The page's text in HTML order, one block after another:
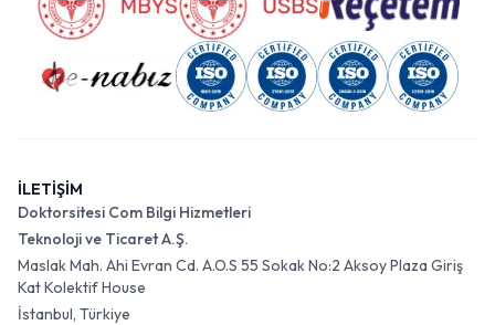
İLETİŞİM
Doktorsitesi Com Bilgi Hizmetleri
Teknoloji ve Ticaret A.Ş.
Maslak Mah. Ahi Evran Cd. A.O.S 55 Sokak No:2 Aksoy Plaza Giriş
Kat Kolektif House
İstanbul, Türkiye